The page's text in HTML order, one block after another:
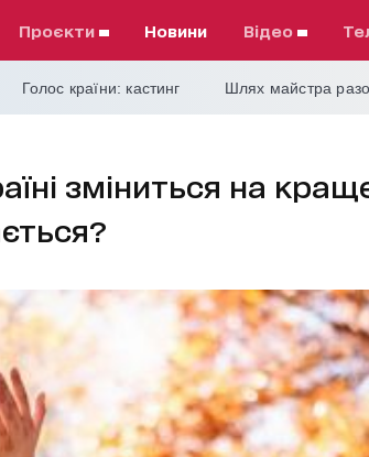
проєкти Новини відео
Голос країни: кастинг Шлях майстра
зміниться на